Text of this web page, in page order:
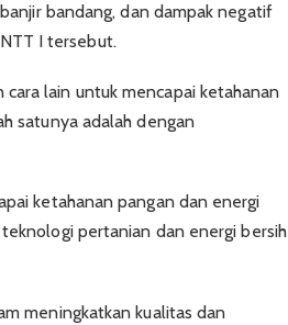
bandang, dan dampak negatif
I tersebut.
lain untuk mencapai ketahanan
satunya adalah dengan
ketahanan pangan dan energi
pertanian dan energi bersih
meningkatkan kualitas dan